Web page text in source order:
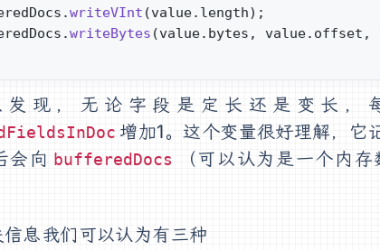
writeVInt (value.length);
writeBytes (value.bytes, value.offset,
发现，无论字段是定长还是变长，
增加1。这个变量很好理解，它
会向 bufferedDocs
（可以认为是一个内
息我们可以认为有三种